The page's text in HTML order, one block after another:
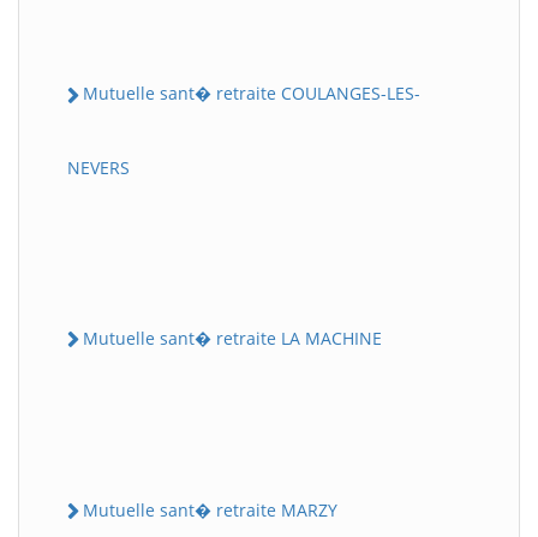
Mutuelle sant� retraite COULANGES-LES-
NEVERS
Mutuelle sant� retraite LA MACHINE
Mutuelle sant� retraite MARZY